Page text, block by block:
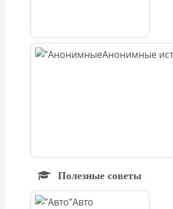
Анонимные
Полезные советы
Авто